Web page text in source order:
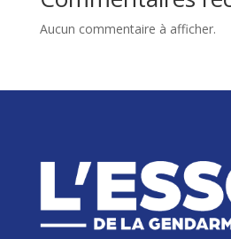
Aucun commentaire à afficher.